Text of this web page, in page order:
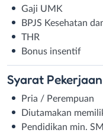
Gaji UMK
BPJS Kesehatan
THR
Bonus insentif
Syarat Pekerjaan
Pria / Perempuan
Diutamakan
Pendidikan min.